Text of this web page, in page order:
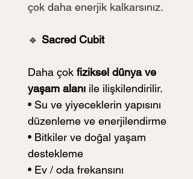
çok daha enerjik kalkarsınız.
🔹 Sacred Cubit
Daha çok fiziksel dünya ve
yaşam alanı ile ilişkilendirilir.
• Su ve yiyeceklerin yapısını
düzenleme ve enerjilendirme
• Bitkiler ve doğal yaşam
destekleme
• Ev / oda frekansını